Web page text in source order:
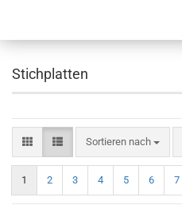
Stichplatten
Sortieren nach
1 2 3 4 5 6 7